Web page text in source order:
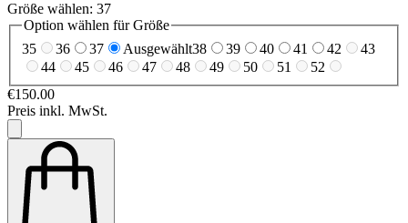
Größe wählen: 37
Option wählen für Größe
35
36 37 Ausgewählt38 39 40 41 42
43
44
45 46 47 48 49 50 51
52
€150.00
Preis inkl. MwSt.